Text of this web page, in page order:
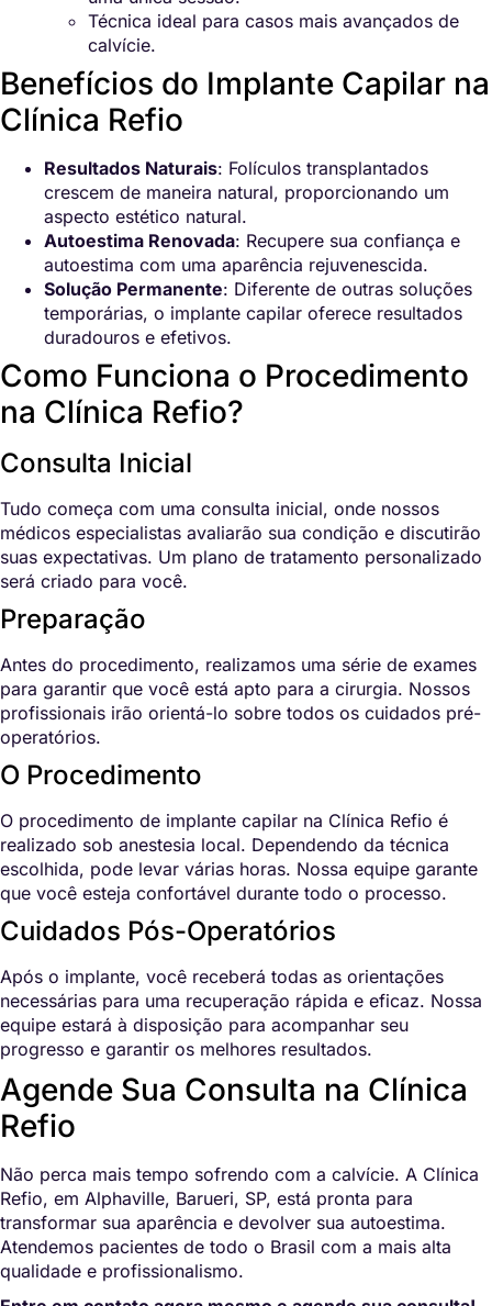
Técnica ideal para casos mais avançados de
calvície.
Benefícios do Implante Capilar na
Clínica Refio
Resultados Naturais: Folículos transplantados
crescem de maneira natural, proporcionando um
aspecto estético natural.
Autoestima Renovada: Recupere sua confiança e
autoestima com uma aparência rejuvenescida.
Solução Permanente: Diferente de outras soluções
temporárias, o implante capilar oferece resultados
duradouros e efetivos.
Como Funciona o Procedimento
na Clínica Refio?
Consulta Inicial
Tudo começa com uma consulta inicial, onde nossos
médicos especialistas avaliarão sua condição e discutirão
suas expectativas. Um plano de tratamento personalizado
será criado para você.
Preparação
Antes do procedimento, realizamos uma série de exames
para garantir que você está apto para a cirurgia. Nossos
profissionais irão orientá-lo sobre todos os cuidados pré-
operatórios.
O Procedimento
O procedimento de implante capilar na Clínica Refio é
realizado sob anestesia local. Dependendo da técnica
escolhida, pode levar várias horas. Nossa equipe garante
que você esteja confortável durante todo o processo.
Cuidados Pós-Operatórios
Após o implante, você receberá todas as orientações
necessárias para uma recuperação rápida e eficaz. Nossa
equipe estará à disposição para acompanhar seu
progresso e garantir os melhores resultados.
Agende Sua Consulta na Clínica
Refio
Não perca mais tempo sofrendo com a calvície. A Clínica
Refio, em Alphaville, Barueri, SP, está pronta para
transformar sua aparência e devolver sua autoestima.
Atendemos pacientes de todo o Brasil com a mais alta
qualidade e profissionalismo.